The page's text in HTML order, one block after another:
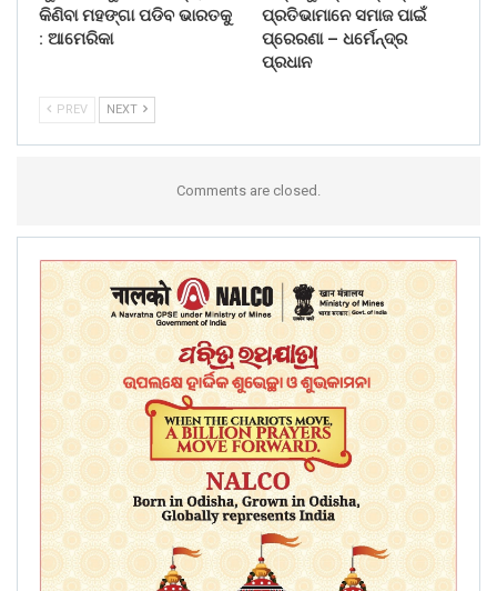
କିଣିବା ମହଙ୍ଗା ପଡିବ ଭାରତକୁ
: ଆମେରିକା
ପ୍ରତିଭାମାନେ ସମାଜ ପାଇଁ
ପ୍ରେରଣା – ଧର୍ମେନ୍ଦ୍ର
ପ୍ରଧାନ
PREV NEXT
Comments are closed.